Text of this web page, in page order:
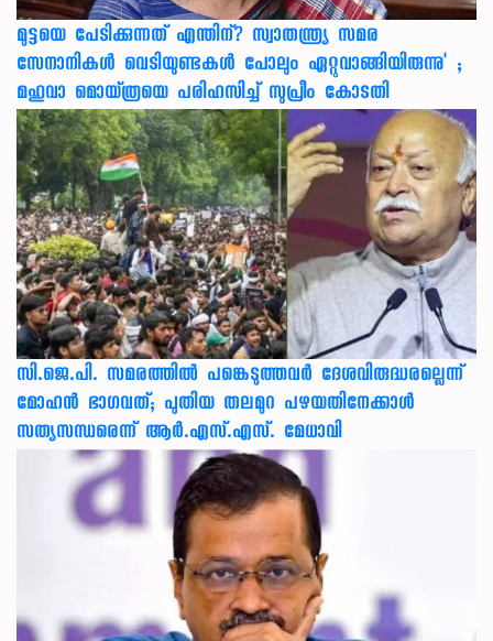
മുട്ടയെ പേടിക്കുന്നത് എന്തിന്? സ്വാതന്ത്ര്യ സമര
സേനാനികൾ വെടിയുണ്ടകൾ പോലും ഏറ്റുവാങ്ങിയിരുന്നു' ;
മഹുവാ മൊയ്ത്രയെ പരിഹസിച്ച് സുപ്രീം കോടതി
സി.ജെ.പി. സമരത്തിൽ പങ്കെടുത്തവർ ദേശവിരുദ്ധരല്ലെന്ന്
മോഹൻ ഭാഗവത്; പുതിയ തലമുറ പഴയതിനേക്കാൾ
സത്യസന്ധരെന്ന് ആർ.എസ്.എസ്. മേധാവി